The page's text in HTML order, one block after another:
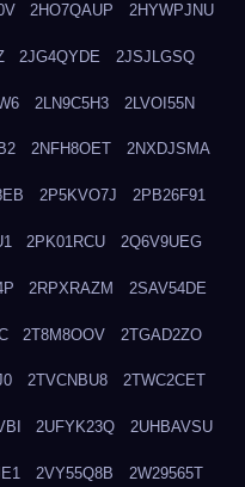
2HO7QAUP 2HYWPJNU
2JG4QYDE 2JSJLGSQ
2LN9C5H3 2LVOI55N
2NFH8OET 2NXDJSMA
2P5KVO7J 2PB26F91
2PK01RCU 2Q6V9UEG
2RPXRAZM 2SAV54DE
2T8M8OOV 2TGAD2ZO
2TVCNBU8 2TWC2CET
2UFYK23Q 2UHBAVSU
2VY55Q8B 2W29565T